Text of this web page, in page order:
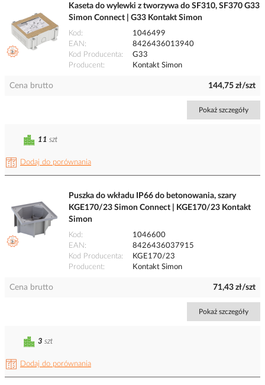
Kaseta do wylewki z tworzywa do SF310, SF370 G33
Simon Connect | G33 Kontakt Simon
Kod
1046499
EAN
8426436013940
Kod Producenta
G33
Producent
Kontakt Simon
Cena brutto 144,75 zł/szt
Pokaż szczegóły
Dodaj do porównania
11 szt
Puszka do wkładu IP66 do betonowania, szary
KGE170/23 Simon Connect | KGE170/23 Kontakt
Simon
Kod
1046600
EAN
8426436037915
Kod Producenta
KGE170/23
Producent
Kontakt Simon
Cena brutto 71,43 zł/szt
Pokaż szczegóły
Dodaj do porównania
3 szt